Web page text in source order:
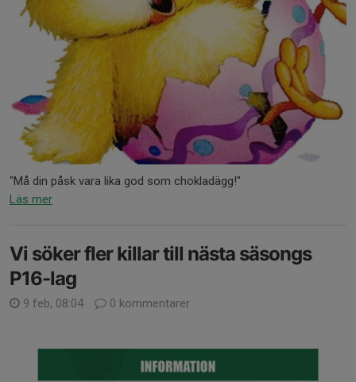
"Må din påsk vara lika god som chokladägg!"
Läs mer
Vi söker fler killar till nästa säsongs
P16-lag
9 feb, 08:04 0 kommentarer